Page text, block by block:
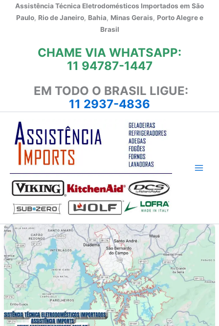
Assistência Técnica Eletrodomésticos Importados em São
Paulo, Rio de Janeiro, Bahia, Minas Gerais, Porto Alegre e
Brasil
CHAME VIA WHATSAPP:
11 94787-1447
EM TODO O BRASIL LIGUE:
11 2937-4836